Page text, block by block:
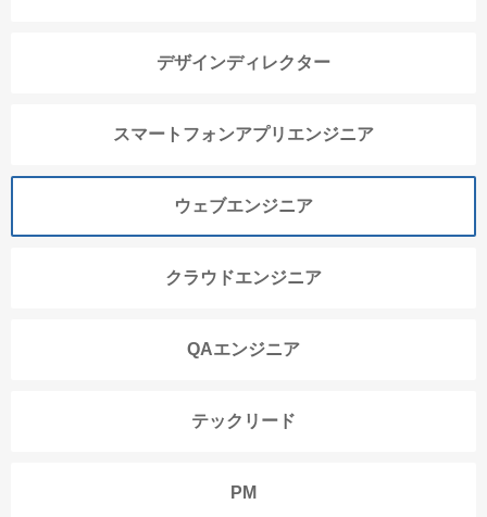
デザインディレクター
スマートフォンアプリエンジニア
ウェブエンジニア
クラウドエンジニア
QAエンジニア
テックリード
PM